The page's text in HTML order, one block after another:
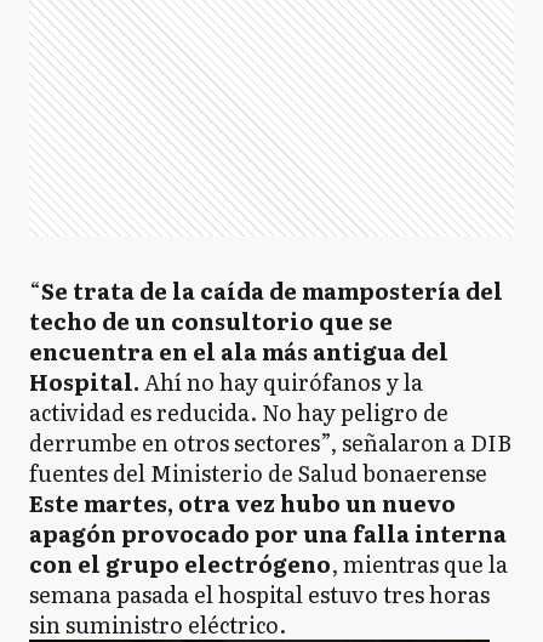
“Se trata de la caída de mampostería del
techo de un consultorio que se
encuentra en el ala más antigua del
Hospital.Ahí no hay quirófanos y la
actividad es reducida. No hay peligro de
derrumbe en otros sectores”, señalaron a DIB
fuentes del Ministerio de Salud bonaerense
Este martes, otra vez hubo un nuevo
apagón provocado por una falla interna
con el grupo electrógeno, mientras que la
semana pasada el hospital estuvo tres horas
sin suministro eléctrico.